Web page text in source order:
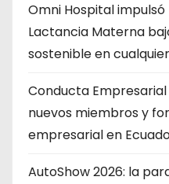
Omni Hospital
Lactancia Materna
sostenible en
Conducta
nuevos miembros y
empresarial en
AutoShow 2026: la